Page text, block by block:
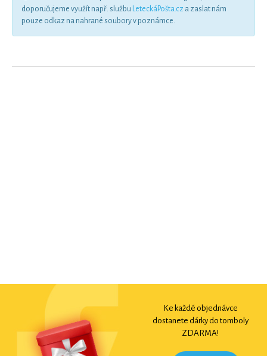
doporučujeme využít např. službu LeteckáPošta.cz a zaslat nám
pouze odkaz na nahrané soubory v poznámce.
Ke každé objednávce
dostanete dárky do tomboly
ZDARMA!